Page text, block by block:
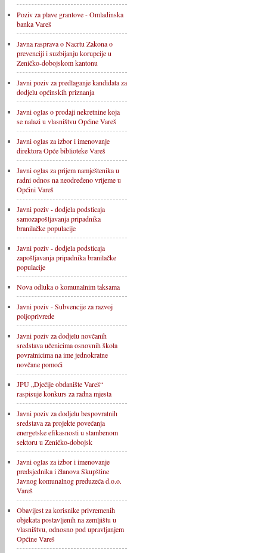
Poziv za plave grantove - Omladinska
banka Vareš
Javna rasprava o Nacrtu Zakona o
prevenciji i suzbijanju korupcije u
Zeničko-dobojskom kantonu
Javni poziv za predlaganje kandidata za
dodjelu općinskih priznanja
Javni oglas o prodaji nekretnine koja
se nalazi u vlasništvu Općine Vareš
Javni oglas za izbor i imenovanje
direktora Opće biblioteke Vareš
Javni oglas za prijem namještenika u
radni odnos na neodređeno vrijeme u
Općini Vareš
Javni poziv - dodjela podsticaja
samozapošljavanja pripadnika
branilačke populacije
Javni poziv - dodjela podsticaja
zapošljavanja pripadnika branilačke
populacije
Nova odluka o komunalnim taksama
Javni poziv - Subvencije za razvoj
poljoprivrede
Javni poziv za dodjelu novčanih
sredstava učenicima osnovnih škola
povratnicima na ime jednokratne
novčane pomoći
JPU „Dječije obdanište Vareš“
raspisuje konkurs za radna mjesta
Javni poziv za dodjelu bespovratnih
sredstava za projekte povećanja
energetske efikasnosti u stambenom
sektoru u Zeničko-dobojsk
Javni oglas za izbor i imenovanje
predsjednika i članova Skupštine
Javnog komunalnog preduzeća d.o.o.
Vareš
Obavijest za korisnike privremenih
objekata postavljenih na zemljištu u
vlasništvu, odnosno pod upravljanjem
Općine Vareš